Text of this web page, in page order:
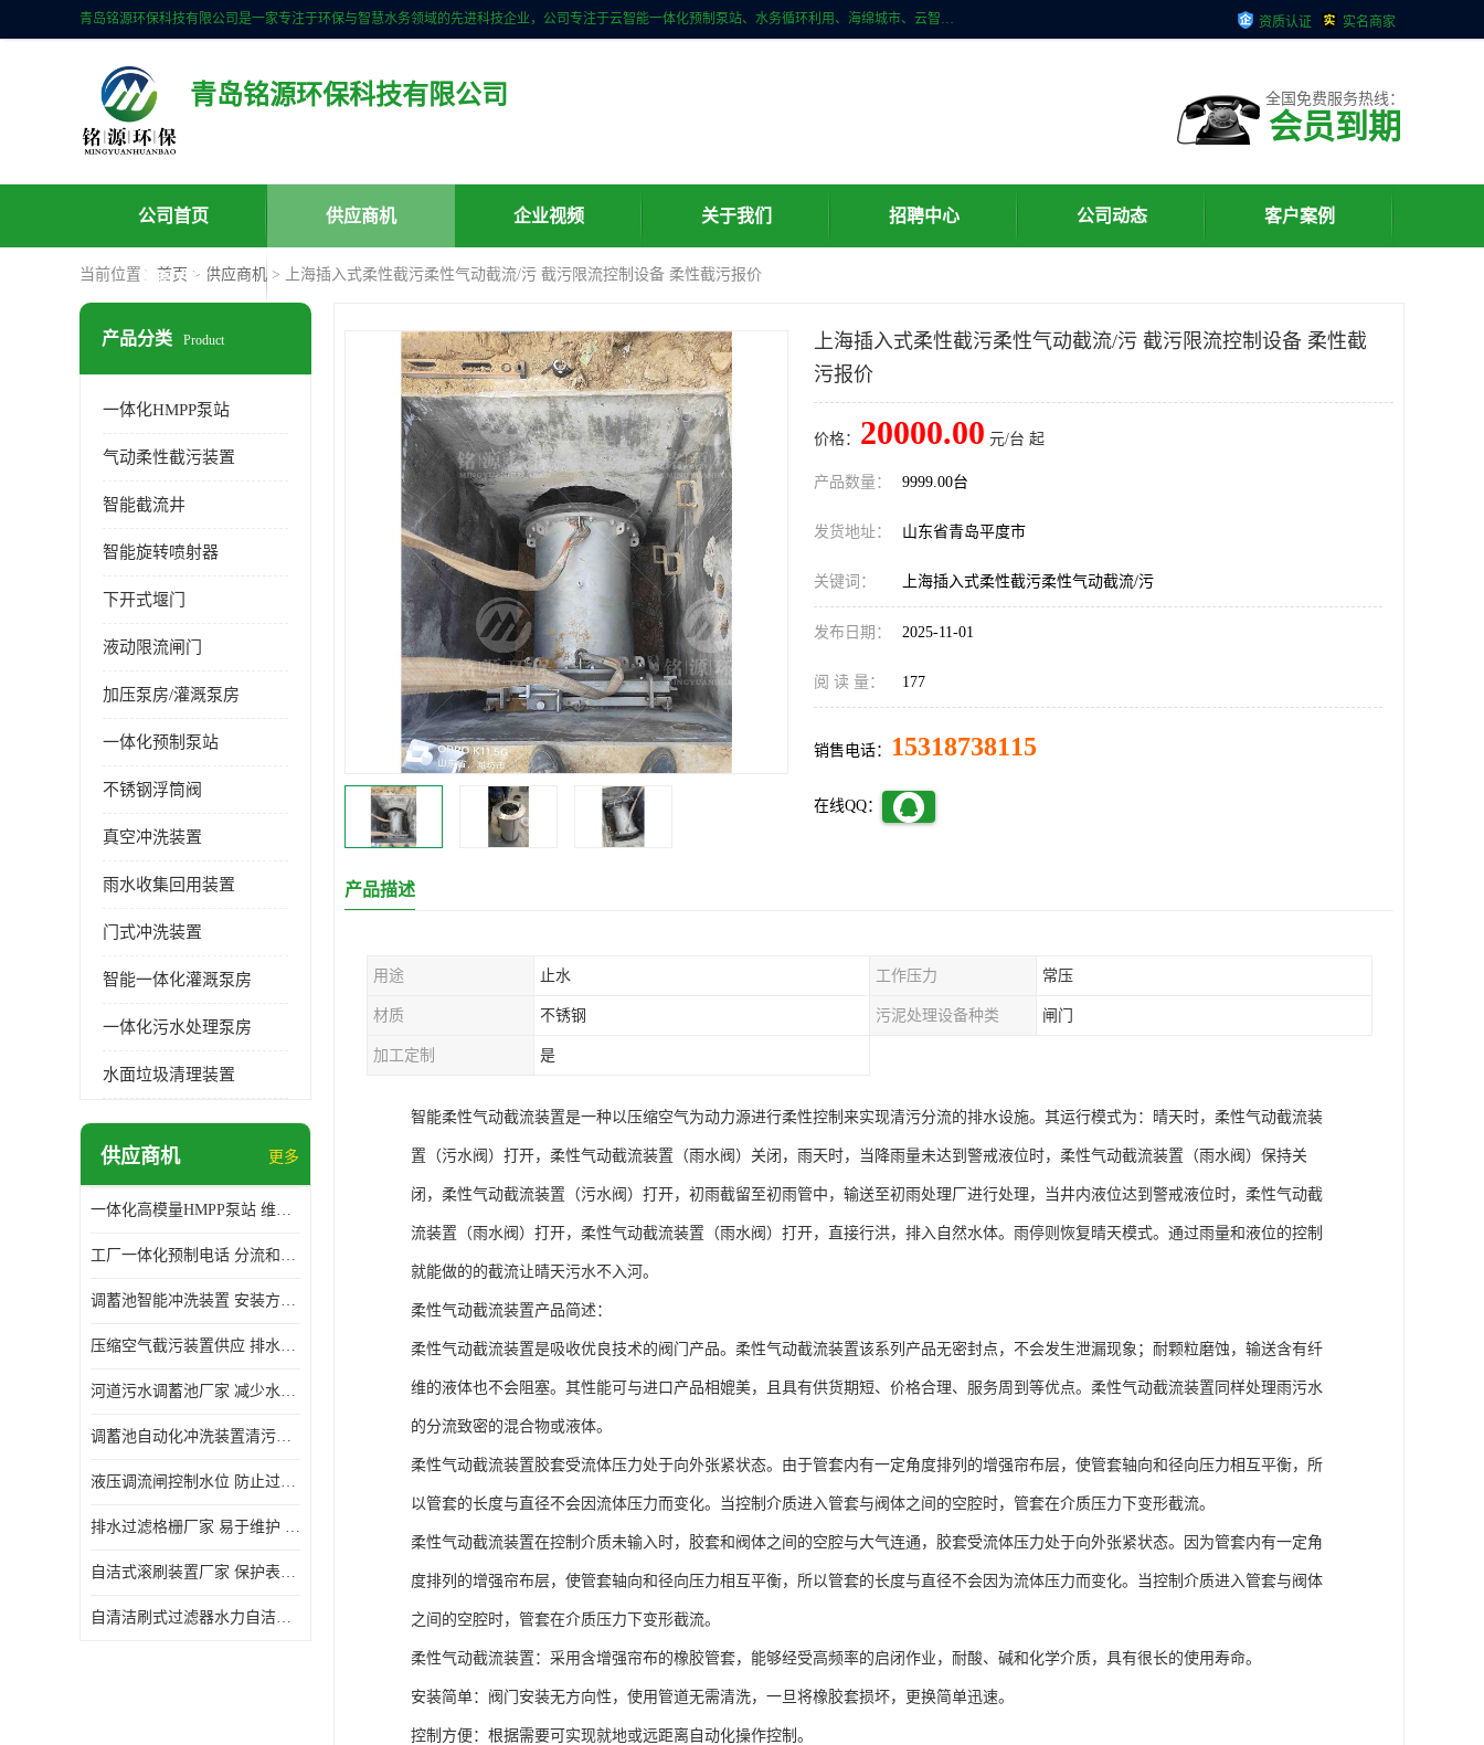
青岛铭源环保科技有限公司是一家专注于环保与智慧水务领域的先进科技企业，公司专注于云智能一体化预制泵站、水务循环利用、海绵城市、云智慧水务开发及新型环保技术研发等领域。铭源环保以为客户提供优质产品、专业技术服务为己任。为客户提供量身定制方案，提供多种配置方案满足实际使用要求。严控供货周期，并提供高标准后期维护。以环保为己任，视质量如生命，以技术做先导，靠诚信赢客户。 资质认证 实名商家
青岛铭源环保科技有限公司 全国免费服务热线：
会员到期
公司首页 供应商机 企业视频 关于我们 招聘中心 公司动态 客户案例
联系方式
当前位置： 首页 > 供应商机 > 上海插入式柔性截污柔性气动截流/污 截污限流控制设备 柔性截污报价
产品分类 Product
一体化HMPP泵站
气动柔性截污装置
智能截流井
智能旋转喷射器
下开式堰门
液动限流闸门
加压泵房/灌溉泵房
一体化预制泵站
不锈钢浮筒阀
真空冲洗装置
雨水收集回用装置
门式冲洗装置
智能一体化灌溉泵房
一体化污水处理泵房
水面垃圾清理装置
供应商机 更多
一体化高模量HMPP泵站 维护方便 实现远距离输送
工厂一体化预制电话 分流和调节 可以截留固体废物
调蓄池智能冲洗装置 安装方便 多种喷洒模式
压缩空气截污装置供应 排水功能 控制地下水位的升降
河道污水调蓄池厂家 减少水污染 防止异味和污染
调蓄池自动化冲洗装置清污装置 维护方便 节约水资源
液压调流闸控制水位 防止过载 适应流量变化的要求
排水过滤格栅厂家 易于维护 保持栅条通畅
自洁式滚刷装置厂家 保护表面 节省能源
自清洁刷式过滤器水力自洁式滚刷 重量轻 使用寿命长
上海插入式柔性截污柔性气动截流/污 截污限流控制设备 柔性截
污报价
价格： 20000.00 元/台 起
产品数量： 9999.00台
发货地址： 山东省青岛平度市
关键词： 上海插入式柔性截污柔性气动截流/污
发布日期： 2025-11-01
阅 读 量： 177
销售电话： 15318738115
在线QQ：
产品描述
用途 止水 工作压力 常压
材质 不锈钢 污泥处理设备种类 闸门
加工定制 是
智能柔性气动截流装置是一种以压缩空气为动力源进行柔性控制来实现清污分流的排水设施。其运行模式为：晴天时，柔性气动截流装
置（污水阀）打开，柔性气动截流装置（雨水阀）关闭，雨天时，当降雨量未达到警戒液位时，柔性气动截流装置（雨水阀）保持关
闭，柔性气动截流装置（污水阀）打开，初雨截留至初雨管中，输送至初雨处理厂进行处理，当井内液位达到警戒液位时，柔性气动截
流装置（雨水阀）打开，柔性气动截流装置（雨水阀）打开，直接行洪，排入自然水体。雨停则恢复晴天模式。通过雨量和液位的控制
就能做的的截流让晴天污水不入河。
柔性气动截流装置产品简述：
柔性气动截流装置是吸收优良技术的阀门产品。柔性气动截流装置该系列产品无密封点，不会发生泄漏现象；耐颗粒磨蚀，输送含有纤
维的液体也不会阻塞。其性能可与进口产品相媲美，且具有供货期短、价格合理、服务周到等优点。柔性气动截流装置同样处理雨污水
的分流致密的混合物或液体。
柔性气动截流装置胶套受流体压力处于向外张紧状态。由于管套内有一定角度排列的增强帘布层，使管套轴向和径向压力相互平衡，所
以管套的长度与直径不会因流体压力而变化。当控制介质进入管套与阀体之间的空腔时，管套在介质压力下变形截流。
柔性气动截流装置在控制介质未输入时，胶套和阀体之间的空腔与大气连通，胶套受流体压力处于向外张紧状态。因为管套内有一定角
度排列的增强帘布层，使管套轴向和径向压力相互平衡，所以管套的长度与直径不会因为流体压力而变化。当控制介质进入管套与阀体
之间的空腔时，管套在介质压力下变形截流。
柔性气动截流装置：采用含增强帘布的橡胶管套，能够经受高频率的启闭作业，耐酸、碱和化学介质，具有很长的使用寿命。
安装简单：阀门安装无方向性，使用管道无需清洗，一旦将橡胶套损坏，更换简单迅速。
控制方便：根据需要可实现就地或远距离自动化操作控制。